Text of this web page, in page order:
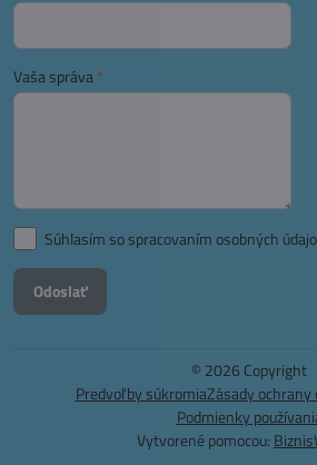
Vaša správa*
Súhlasím so spracovaním osobných
Odoslať
© 2026 Copyright
Predvoľby súkromiaZásady ochrany
Podmienky
Vytvorené pomocou: